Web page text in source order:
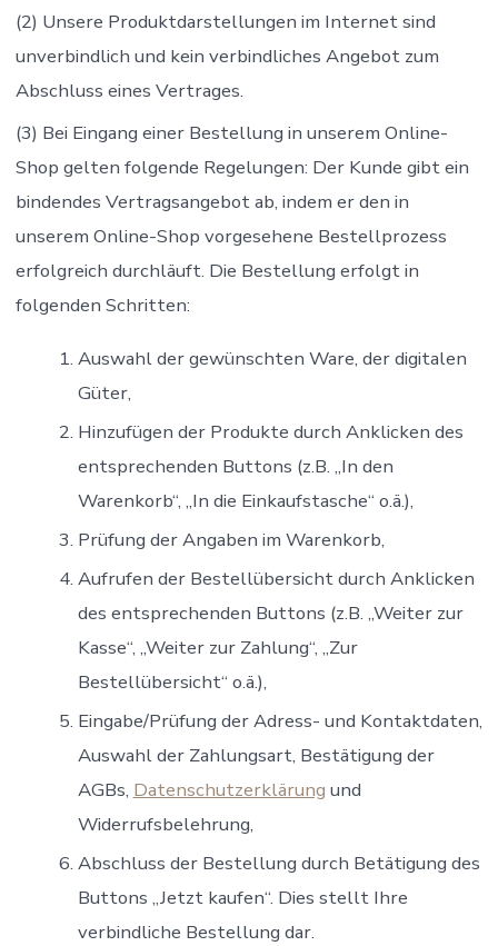
(2) Unsere Produktdarstellungen im Internet sind
unverbindlich und kein verbindliches Angebot zum
Abschluss eines Vertrages.
(3) Bei Eingang einer Bestellung in unserem Online-
Shop gelten folgende Regelungen: Der Kunde gibt ein
bindendes Vertragsangebot ab, indem er den in
unserem Online-Shop vorgesehene Bestellprozess
erfolgreich durchläuft. Die Bestellung erfolgt in
folgenden Schritten:
Auswahl der gewünschten Ware, der digitalen
Güter,
Hinzufügen der Produkte durch Anklicken des
entsprechenden Buttons (z.B. „In den
Warenkorb“, „In die Einkaufstasche“ o.ä.),
Prüfung der Angaben im Warenkorb,
Aufrufen der Bestellübersicht durch Anklicken
des entsprechenden Buttons (z.B. „Weiter zur
Kasse“, „Weiter zur Zahlung“, „Zur
Bestellübersicht“ o.ä.),
Eingabe/Prüfung der Adress- und Kontaktdaten,
Auswahl der Zahlungsart, Bestätigung der
AGBs, Datenschutzerklärung und
Widerrufsbelehrung,
Abschluss der Bestellung durch Betätigung des
Buttons „Jetzt kaufen“. Dies stellt Ihre
verbindliche Bestellung dar.